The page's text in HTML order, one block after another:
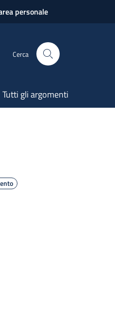
personale
Cerca
Tutti gli argomenti